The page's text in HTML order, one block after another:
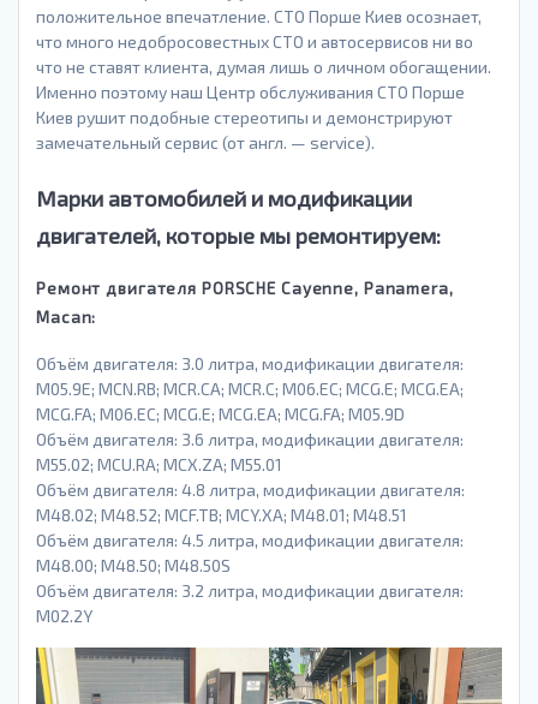
положительное впечатление. СТО Порше Киев осознает,
что много недобросовестных СТО и автосервисов ни во
что не ставят клиента, думая лишь о личном обогащении.
Именно поэтому наш Центр обслуживания СТО Порше
Киев рушит подобные стереотипы и демонстрируют
замечательный сервис (от англ. — service).
Марки автомобилей и модификации
двигателей, которые мы ремонтируем:
Ремонт двигателя PORSCHE Cayenne, Panamera,
Macan:
Объём двигателя: 3.0 литра, модификации двигателя:
M05.9E; MCN.RB; MCR.CA; MCR.C; M06.EC; MCG.E; MCG.EA;
MCG.FA; M06.EC; MCG.E; MCG.EA; MCG.FA; M05.9D
Объём двигателя: 3.6 литра, модификации двигателя:
M55.02; MCU.RA; MCX.ZA; М55.01
Объём двигателя: 4.8 литра, модификации двигателя:
М48.02; М48.52; MCF.TB; MCY.XA; М48.01; М48.51
Объём двигателя: 4.5 литра, модификации двигателя:
М48.00; М48.50; M48.50S
Объём двигателя: 3.2 литра, модификации двигателя:
М02.2Y